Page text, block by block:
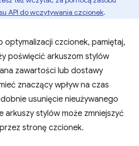
API do wczytywania czcionek.
optymalizacji czcionek, pamiętaj,
poświęcić arkuszom stylów
zawartości lub dostawy
znaczący wpływ na czas
usunięcie nieużywanego
arkuszy stylów może zmniejszyć
stronę czcionek.